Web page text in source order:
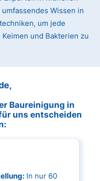
Wissen in
um jede
und Bakterien zu
Baureinigung in
uns entscheiden
In nur 60